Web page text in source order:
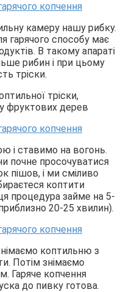
камеру нашу рибку.
гарячого способу має
В такому апараті
рибин і при цьому
тріски.
тріски,
фруктових дерев
і ставимо на вогонь.
почне просочуватися
пішов, і ми сміливо
коптити
процедура займе на 5-
20-25 хвилин).
коптильню з
Потім знімаємо
Гаряче копчення
до пивку готова.